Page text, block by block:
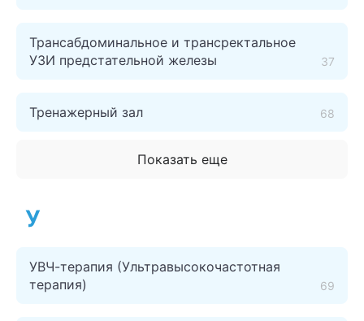
Трансабдоминальное и трансректальное
УЗИ предстательной железы
37
Тренажерный зал 68
Показать еще
У
УВЧ-терапия (Ультравысокочастотная
терапия)
69